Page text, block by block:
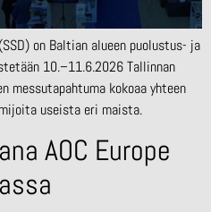
on Baltian alueen puolustus- ja
10.–11.6.2026 Tallinnan
messutapahtuma kokoaa yhteen
useista eri maista.
AOC Europe